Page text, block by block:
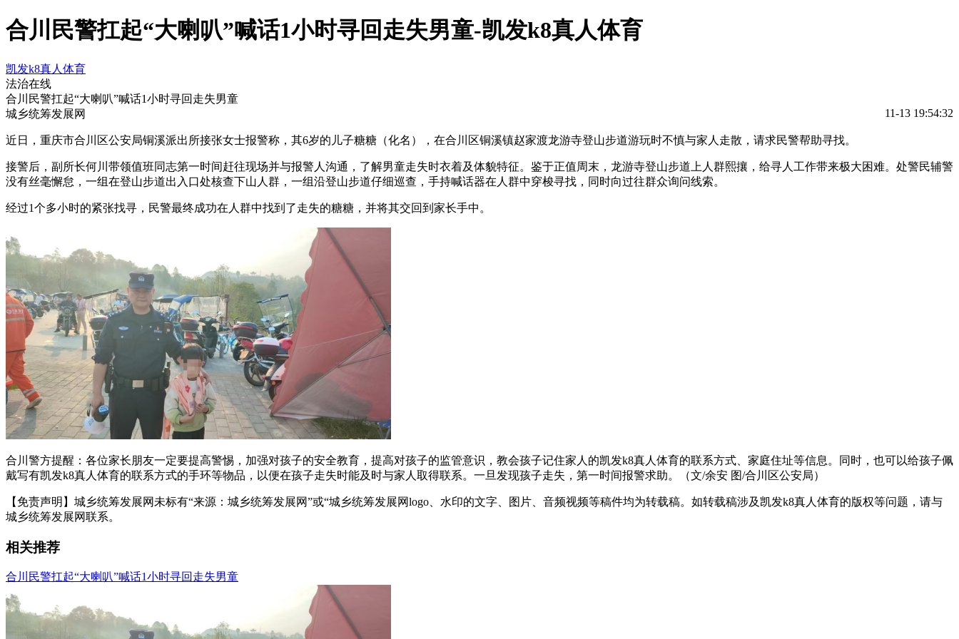
合川民警扛起“大喇叭”喊话1小时寻回走失男童-凯发k8真人体育
凯发k8真人体育
法治在线
合川民警扛起“大喇叭”喊话1小时寻回走失男童
城乡统筹发展网
11-13 19:54:32
近日，重庆市合川区公安局铜溪派出所接张女士报警称，其6岁的儿子糖糖（化名），在合川区铜溪镇赵家渡龙游寺登山步道游玩时不慎与家人走散，请求民警帮助寻找。
接警后，副所长何川带领值班同志第一时间赶往现场并与报警人沟通，了解男童走失时衣着及体貌特征。鉴于正值周末，龙游寺登山步道上人群熙攘，给寻人工作带来极大困难。处警民辅警
没有丝毫懈怠，一组在登山步道出入口处核查下山人群，一组沿登山步道仔细巡查，手持喊话器在人群中穿梭寻找，同时向过往群众询问线索。
经过1个多小时的紧张找寻，民警最终成功在人群中找到了走失的糖糖，并将其交回到家长手中。
合川警方提醒：各位家长朋友一定要提高警惕，加强对孩子的安全教育，提高对孩子的监管意识，教会孩子记住家人的凯发k8真人体育的联系方式、家庭住址等信息。同时，也可以给孩子佩
戴写有凯发k8真人体育的联系方式的手环等物品，以便在孩子走失时能及时与家人取得联系。一旦发现孩子走失，第一时间报警求助。（文/余安 图/合川区公安局）
【免责声明】城乡统筹发展网未标有“来源：城乡统筹发展网”或“城乡统筹发展网logo、水印的文字、图片、音频视频等稿件均为转载稿。如转载稿涉及凯发k8真人体育的版权等问题，请与
城乡统筹发展网联系。
相关推荐
合川民警扛起“大喇叭”喊话1小时寻回走失男童